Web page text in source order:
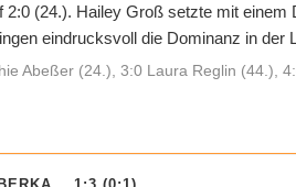
2:0 (24.). Hailey Groß setzte mit
eindrucksvoll die Dominanz in der
Abeßer (24.), 3:0 Laura Reglin (44.),